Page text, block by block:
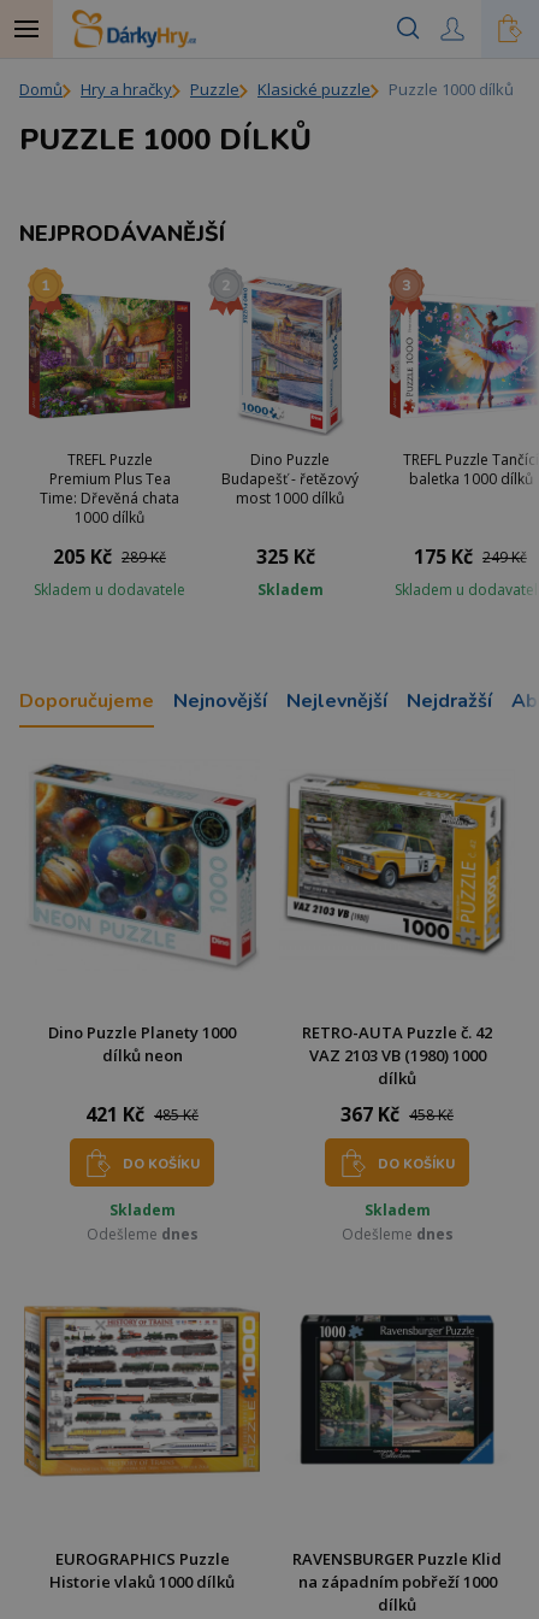
Domů Hry a hračky Puzzle Klasické puzzle Puzzle 1000 dílků
PUZZLE 1000 DÍLKŮ
NEJPRODÁVANĚJŠÍ
TREFL Puzzle
Premium Plus Tea
Time: Dřevěná chata
1000 dílků
205 Kč 289 Kč
Skladem u dodavatele
Dino Puzzle
Budapešť - řetězový
most 1000 dílků
325 Kč
Skladem
TREFL Puzzle Tančící
baletka 1000 dílků
175 Kč 249 Kč
Skladem u
Doporučujeme Nejnovější Nejlevnější Nejdražší
Dino Puzzle Planety 1000
dílků neon
421 Kč 485 Kč
DO KOŠÍKU
Skladem
Odešleme dnes
RETRO-AUTA Puzzle č. 42
VAZ 2103 VB (1980) 1000
dílků
367 Kč 458 Kč
DO KOŠÍKU
Skladem
Odešleme dnes
EUROGRAPHICS Puzzle
Historie vlaků 1000 dílků
RAVENSBURGER Puzzle Klid
na západním pobřeží 1000
dílků